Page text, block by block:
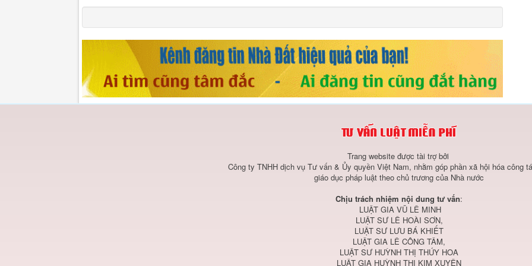
Trang website được tài trợ bởi
Công ty TNHH dịch vụ Tư vấn & Ủy quyền Việt Nam, nhằm góp phần xã hội hóa công
giáo dục pháp luật theo chủ trương của Nhà nước
Chịu trách nhiệm nội dung tư vấn:
LUẬT GIA VŨ LÊ MINH
LUẬT SƯ LÊ HOÀI SƠN,
LUẬT SƯ LƯU BÁ KHIẾT
LUẬT GIA LÊ CÔNG TÂM,
LUẬT SƯ HUỲNH THỊ THÚY HOA
LUẬT GIA HUỲNH THỊ KIM XUYÊN